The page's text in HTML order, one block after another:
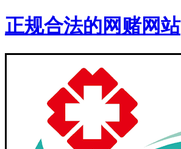
正规合法的网赌网站